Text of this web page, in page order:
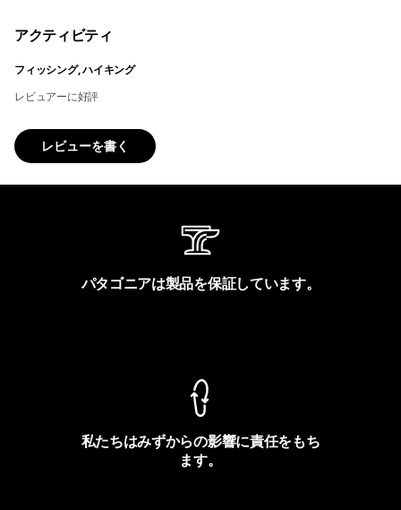
アクティビティ
フィッシング, ハイキング
レビュアーに好評
レビューを書く
パタゴニアは製品を保証しています。
私たちはみずからの影響に責任をもち
ます。